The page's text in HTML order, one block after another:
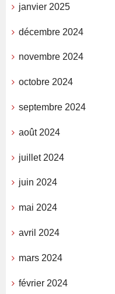
janvier 2025
décembre 2024
novembre 2024
octobre 2024
septembre 2024
août 2024
juillet 2024
juin 2024
mai 2024
avril 2024
mars 2024
février 2024